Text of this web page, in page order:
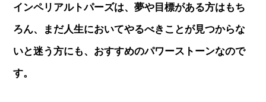
インペリアルトパーズは、夢や目標がある方はもち
ろん、まだ人生においてやるべきことが見つからな
いと迷う方にも、おすすめのパワーストーンなので
す。